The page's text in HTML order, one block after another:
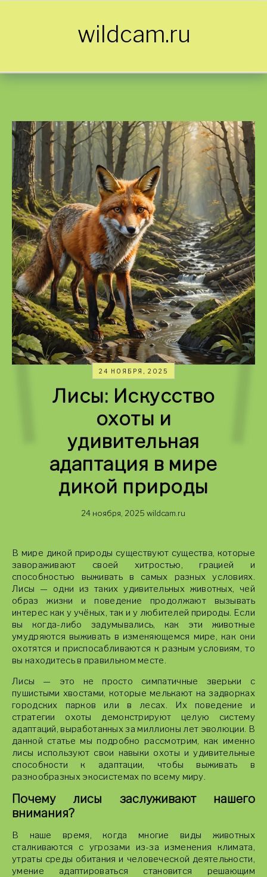
wildcam.ru
24 НОЯБРЯ, 2025
Лисы: Искусство
охоты и
удивительная
адаптация в мире
дикой природы
24 ноября, 2025 wildcam.ru
В мире дикой природы существуют существа, которые
завораживают своей хитростью, грацией и
способностью выживать в самых разных условиях.
Лисы — одни из таких удивительных животных, чей
образ жизни и поведение продолжают вызывать
интерес как у учёных, так и у любителей природы. Если
вы когда-либо задумывались, как эти животные
умудряются выживать в изменяющемся мире, как они
охотятся и приспосабливаются к разным условиям, то
вы находитесь в правильном месте.
Лисы — это не просто симпатичные зверьки с
пушистыми хвостами, которые мелькают на задворках
городских парков или в лесах. Их поведение и
стратегии охоты демонстрируют целую систему
адаптаций, выработанных за миллионы лет эволюции. В
данной статье мы подробно рассмотрим, как именно
лисы используют свои навыки охоты и удивительные
способности к адаптации, чтобы выживать в
разнообразных экосистемах по всему миру.
Почему лисы заслуживают нашего
внимания?
В наше время, когда многие виды животных
сталкиваются с угрозами из-за изменения климата,
утраты среды обитания и человеческой деятельности,
умение адаптироваться становится решающим